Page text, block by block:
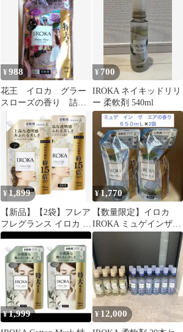
710ml× 8袋
¥988
花王 イロカ グラー
スローズの香り 詰め
¥ 700
IROKA ネイキッドリリ
ー 柔軟剤 540ml
¥1,899
【新品】【2袋】フレア
フレグランス イロカ 柔
軟剤 ネイキッドリリー
の香り
¥1,770
【数量限定】イロカ
IROKA ミュゲインザエ
ア 特大 650ml✖️2袋 新
品
¥1,999 ¥ 12,000